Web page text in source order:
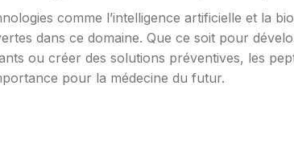
comme l’intelligence artificielle et la
dans ce domaine. Que ce soit pour
ou créer des solutions préventives, les
pour la médecine du futur.